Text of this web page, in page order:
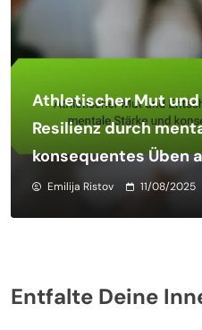
Athletischer Mut
Resilienz durch
konsequentes Üben
Emilija Ristov 11/08/2025
Entfalte Deine